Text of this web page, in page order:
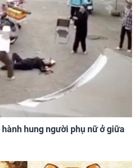
hung người phụ nữ ở giữa